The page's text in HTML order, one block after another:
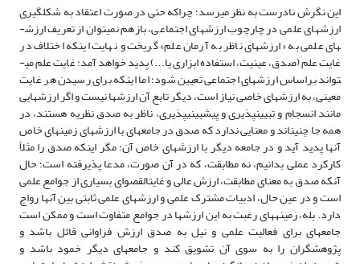
این نگرش نادرست به نظر می­رسد؛ چراکه حتی در صورت اعتقاد به شکل­گیری
ارزش­های علمی در چارچوب ارزش­های اجتماعی، بازهم نمی­توان از تعریف ارزش­
های علمی به «ارزش­های ناظر به آرمان علم» گریخت و نهایت اینکه اختلاف در
غایت علم (صدق، عینیت، استفاده ابزاری یا...) پدید خواهد آمد؛ غایت علم می­
تواند براساس ارزش­های اجتماعی تعیین شود؛ اما اینکه برای رسیدن هر غایت
معینی، به ارزش­های خاصی نیاز است، دیگر تابع آن ارزش­ها نیست و اگر ارزش­هایی
مانند انسجام و تبیین­پذیری و پیش­بینی­پذیری، ناظر به صدق نظریه هستند، در
همه جا چنین­اند و معنایی ندارد که صدق در جامعه­ای با ارزش­های زمینه­ای خاص
آنها پدید آید و در جامعه دیگر با ارزش­های خاص آن؛ مگر اینکه صدق را مثلاً
کارکرد عملی بدانیم، نه مطابقت، که در آن صورت، مدعا پذیرفته است؛ حال
آنکه صدق به معنای مطابقت، ارزش عالی و غایت­القصوای بسیاری از جوامع علمی
است و در عین حال، ادبیات مشترک علمی و ارزش­های علمی ثابتی بین آنها رواج
دارد. بله، زمینه­های رغبت به این ارزش­ها در جوامع متفاوت است و ممکن است
جامعه­ای برای فعالیت علمی و نیل به صدق ارزش فراوانی قائل باشد و
پژوهشگران را به سوی آن تشویق کند و جامعه­ای دیگر خمود باشد و